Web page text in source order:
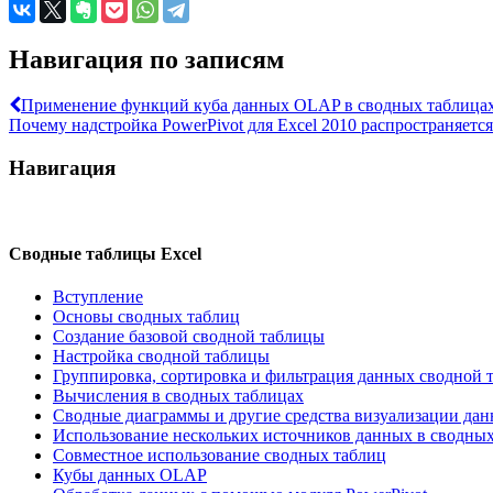
Навигация по записям
Применение функций куба данных OLAP в сводных
Почему надстройка PowerPivot для Excel 2010
Навигация
Сводные таблицы Excel
Вступление
Основы сводных таблиц
Создание базовой сводной таблицы
Настройка сводной таблицы
Группировка, сортировка и фильтрация данных сводной
Вычисления в сводных таблицах
Сводные диаграммы и другие средства визуализации
Использование нескольких источников данных в
Совместное использование сводных таблиц
Кубы данных OLAP